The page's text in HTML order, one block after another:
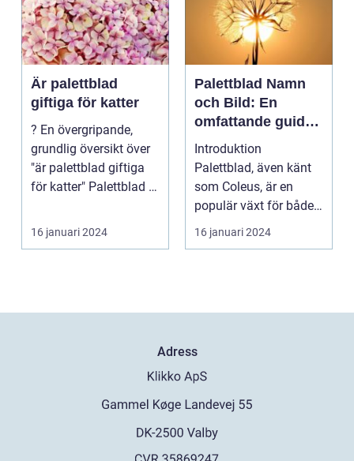
Är palettblad
giftiga för katter
? En övergripande,
grundlig översikt över
"är palettblad giftiga
för katter" Palettblad är
16 januari 2024
Palettblad Namn
och Bild: En
omfattande guide
för
trädgårdsälskare
Introduktion
Palettblad, även känt
som Coleus, är en
populär växt för både
inomhus och
utomhusbruk. ...
16 januari 2024
Adress